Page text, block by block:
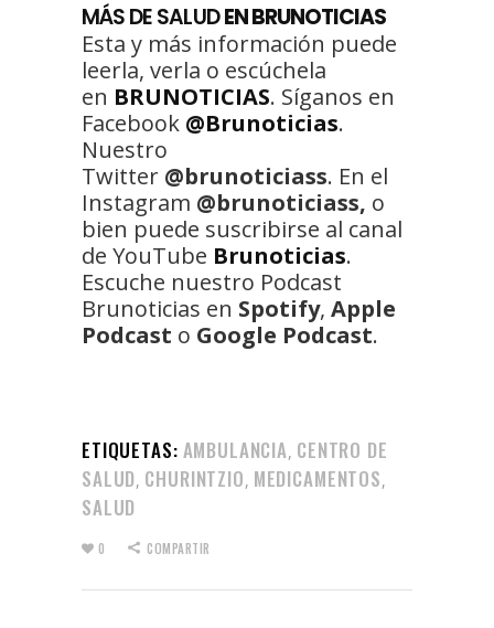
MÁS DE SALUDEN BRUNOTICIAS
Esta y más información puede
leerla, verla o escúchela
en BRUNOTICIAS. Síganos en
Facebook @Brunoticias.
Nuestro
Twitter @brunoticiass. En el
Instagram @brunoticiass, o
bien puede suscribirse al canal
de YouTube Brunoticias.
Escuche nuestro Podcast
Brunoticias en Spotify, Apple
Podcast o Google Podcast.
ETIQUETAS: AMBULANCIA, CENTRO DE
SALUD, CHURINTZIO, MEDICAMENTOS,
SALUD
0 COMPARTIR